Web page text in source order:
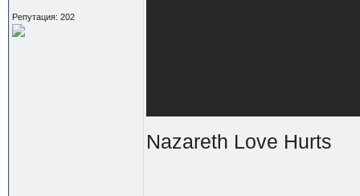
Репутация: 202
Nazareth Love Hurts